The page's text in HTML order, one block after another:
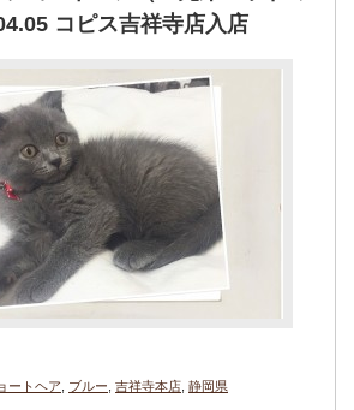
コピス吉祥寺店入店
ートヘア ブルー 吉祥寺本店 静岡県